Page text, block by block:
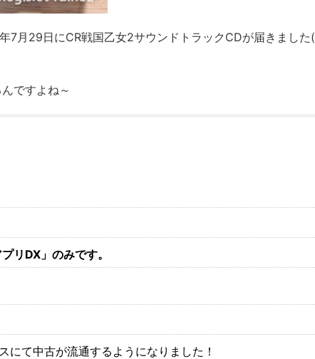
7月29日にCR戦国乙女2サウンドトラックCDが届きました
ですよね～
リDX」のみです。
にて中古が流通するようになりました！